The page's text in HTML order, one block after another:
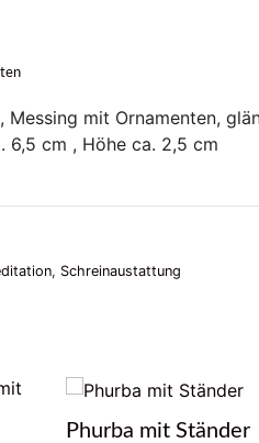
Messing mit Ornamenten,
6,5 cm , Höhe ca. 2,5 cm
, Schreinaustattung
Phurba mit Ständer